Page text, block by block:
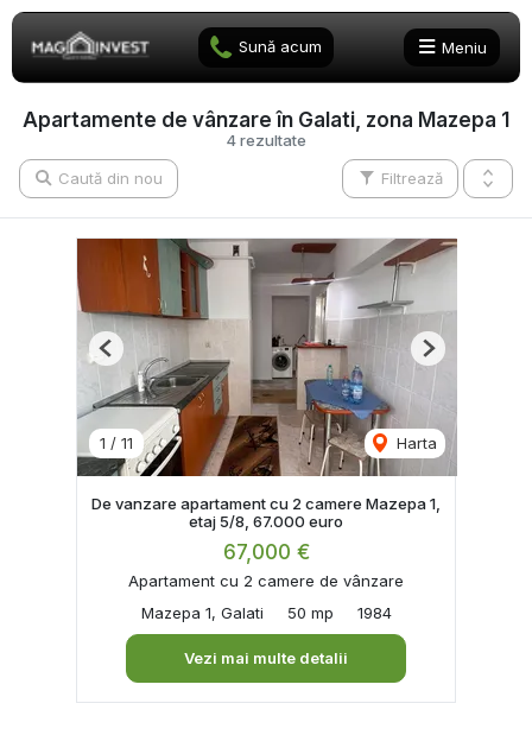
Sună acum Meniu
4 rezultate
Apartamente de vânzare în Galati, zona Mazepa 1
Filtrează
Caută din nou
1 / 11 Harta
Previous Next
De vanzare apartament cu 2 camere Mazepa 1,
etaj 5/8, 67.000 euro
67,000 €
Apartament cu 2 camere de vânzare
Mazepa 1, Galati
50 mp 1984
Vezi mai multe detalii